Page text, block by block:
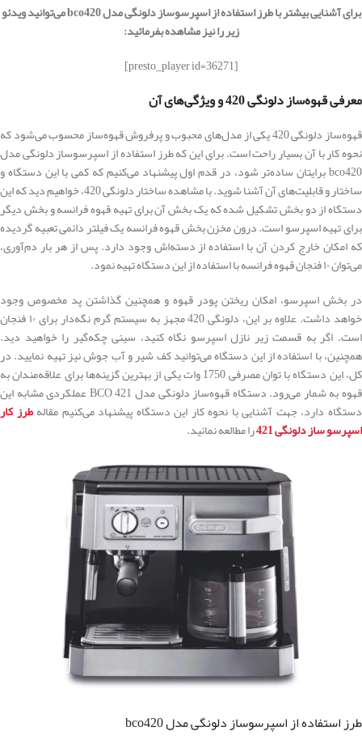
برای آشنایی بیشتر با طرز استفاده از اسپرسوساز دلونگی مدل bco420 می‌توانید ویدئو
زیر را نیز مشاهده بفرمائید:
[presto_player id=36271]
معرفی قهوه‌ساز دلونگی 420 و ویژگی‌های آن
قهوه‌ساز دلونگی 420 یکی از مدل‌های محبوب و پرفروش قهوه‌ساز محسوب می‌شود که
نحوه کار با آن بسیار راحت است. برای این که طرز استفاده از اسپرسوساز دلونگی مدل
bco420 برایتان ساده‌تر شود، در قدم اول پیشنهاد می‌کنیم که کمی با این دستگاه و
ساختار و قابلیت‌های آن آشنا شوید. با مشاهده ساختار دلونگی 420، خواهیم دید که این
دستگاه از دو بخش تشکیل شده که یک بخش آن برای تهیه قهوه فرانسه و بخش دیگر
برای تهیه اسپرسو است. درون مخزن بخش قهوه فرانسه یک فیلتر دائمی تعبیه گردیده
که امکان خارج کردن آن با استفاده از دسته‌اش وجود دارد. پس از هر بار دم‌آوری،
می‌توان ۱۰ فنجان قهوه فرانسه با استفاده از این دستگاه تهیه نمود.
در بخش اسپرسو، امکان ریختن پودر قهوه و همچنین گذاشتن پد مخصوص وجود
خواهد داشت. علاوه بر این، دلونگی 420 مجهز به سیستم گرم نگه‌دار برای ۱۰ فنجان
است. اگر به قسمت زیر نازل اسپرسو نگاه کنید، سینی چکه‌گیر را خواهید دید.
همچنین، با استفاده از این دستگاه می‌توانید کف شیر و آب جوش نیز تهیه نمایید. در
کل، این دستگاه با توان مصرفی 1750 وات یکی از بهترین گزینه‌ها برای علاقه‌مندان به
قهوه به شمار می‌رود. دستگاه قهوه‌ساز دلونگی مدل 421 BCO عملکردی مشابه این
دستگاه دارد، جهت آشنایی با نحوه کار این دستگاه پیشنهاد می‌کنیم مقالهطرز کار
اسپرسو ساز دلونگی 421
را مطالعه نمائید.
طرز استفاده از اسپرسوساز دلونگی مدل bco420